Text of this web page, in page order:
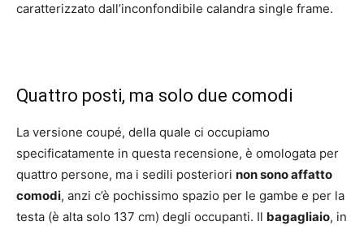
caratterizzato dall’inconfondibile calandra single frame.
Quattro posti, ma solo due comodi
La versione coupé, della quale ci occupiamo
specificatamente in questa recensione, è omologata per
quattro persone, ma i sedili posteriori non sono affatto
comodi, anzi c’è pochissimo spazio per le gambe e per la
testa (è alta solo 137 cm) degli occupanti. Il bagagliaio, in